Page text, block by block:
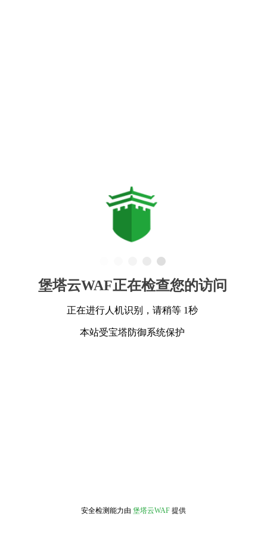
堡塔云WAF正在检查您的访问
正在进行人机识别，请稍等 1秒
本站受宝塔防御系统保护
安全检测能力由 堡塔云WAF 提供